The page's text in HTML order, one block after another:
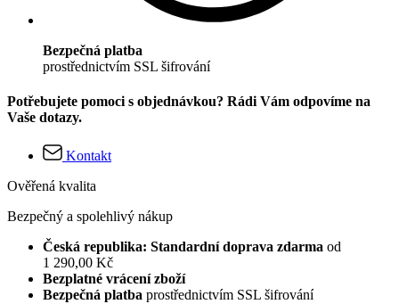
Bezpečná platba
prostřednictvím SSL šifrování
Potřebujete pomoci s objednávkou? Rádi Vám odpovíme na
Vaše dotazy.
Kontakt
Ověřená kvalita
Bezpečný a spolehlivý nákup
Česká republika: Standardní doprava zdarma od
1 290,00 Kč
Bezplatné vrácení zboží
Bezpečná platba prostřednictvím SSL šifrování